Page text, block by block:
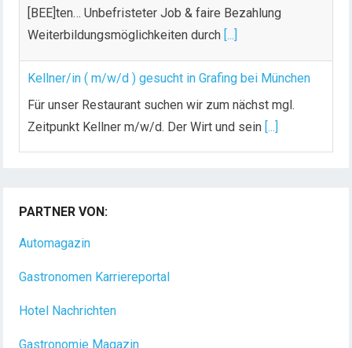
[BEE]ten… Unbefristeter Job & faire Bezahlung
Weiterbildungsmöglichkeiten durch [...]
Kellner/in ( m/w/d ) gesucht in Grafing bei München
Für unser Restaurant suchen wir zum nächst mgl.
Zeitpunkt Kellner m/w/d. Der Wirt und sein [...]
Dein Arbeitsplatz mit Urlaubsfeeling Chef de Rang
(m/w/d) Du bist Gastgeber aus Leidenschaft und
PARTNER VON:
Automagazin
Gastronomen Karriereportal
Hotel Nachrichten
Gastronomie Magazin